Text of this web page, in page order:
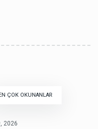
ÇOK OKUNANLAR
2026